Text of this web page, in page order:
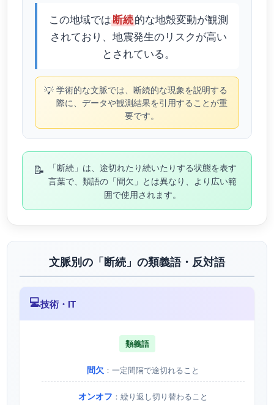
この地域では断続的な地殻変動が観測
されており、地震発生のリスクが高い
とされている。
💡 学術的な文脈では、断続的な現象を説明する
際に、データや観測結果を引用することが重
要です。
📝
「断続」は、途切れたり続いたりする状態を表す
言葉で、類語の「間欠」とは異なり、より広い範
囲で使用されます。
文脈別の「断続」の類義語・反対語
💻技術・IT
類義語
間欠 ：一定間隔で途切れること
オンオフ ：繰り返し切り替わること